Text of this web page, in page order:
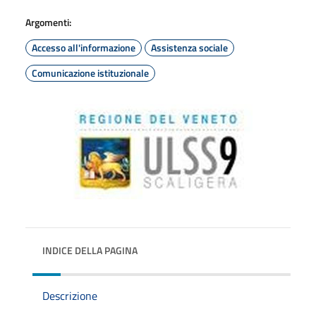
Argomenti:
Accesso all'informazione
Assistenza sociale
Comunicazione istituzionale
INDICE DELLA PAGINA
Descrizione